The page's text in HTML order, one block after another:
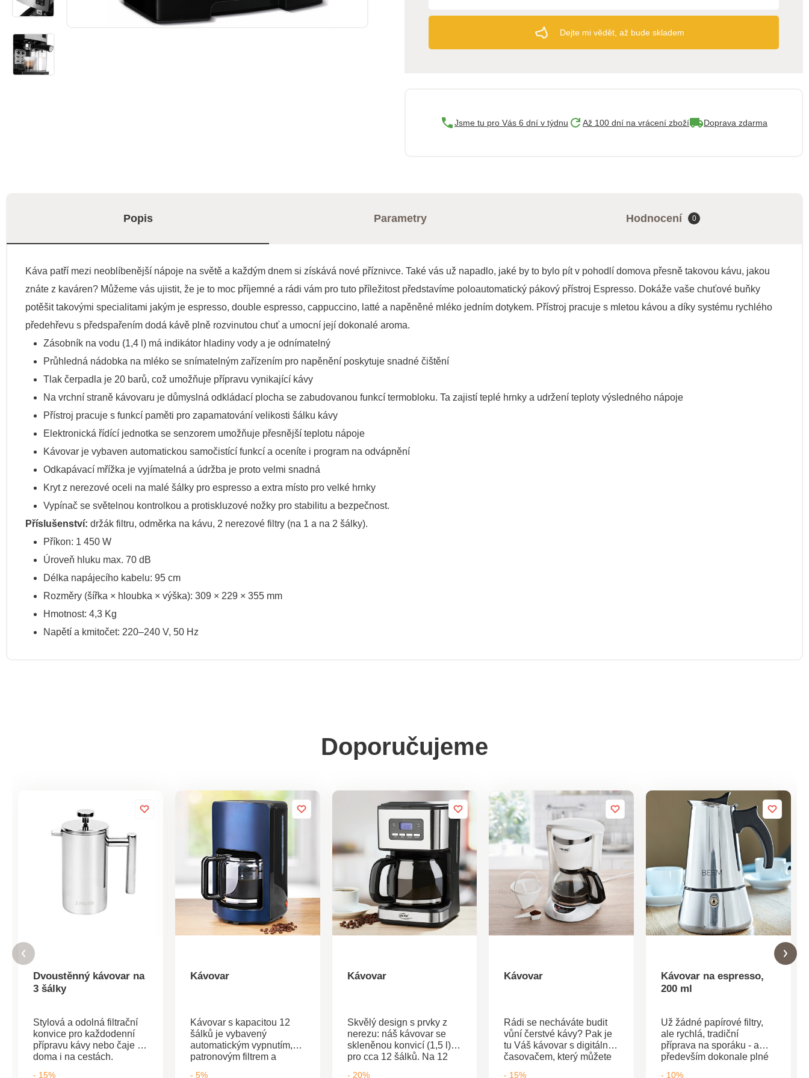
Dejte mi vědět, až bude skladem
Jsme tu pro Vás 6 dní v týdnu Až 100 dní na vrácení zboží Doprava zdarma
Popis Parametry Hodnocení 0
Káva patří mezi neoblíbenější nápoje na světě a každým dnem si získává nové příznivce. Také vás už napadlo, jaké by to bylo pít v pohodlí domova přesně takovou kávu, jakou
znáte z kaváren? Můžeme vás ujistit, že je to moc příjemné a rádi vám pro tuto příležitost představíme poloautomatický pákový přístroj Espresso. Dokáže vaše chuťové buňky
potěšit takovými specialitami jakým je espresso, double espresso, cappuccino, latté a napěněné mléko jedním dotykem. Přístroj pracuje s mletou kávou a díky systému rychlého
předehřevu s předspařením dodá kávě plně rozvinutou chuť a umocní její dokonalé aroma.
Zásobník na vodu (1,4 l) má indikátor hladiny vody a je odnímatelný
Průhledná nádobka na mléko se snímatelným zařízením pro napěnění poskytuje snadné čištění
Tlak čerpadla je 20 barů, což umožňuje přípravu vynikající kávy
Na vrchní straně kávovaru je důmyslná odkládací plocha se zabudovanou funkcí termobloku. Ta zajistí teplé hrnky a udržení teploty výsledného nápoje
Přístroj pracuje s funkcí paměti pro zapamatování velikosti šálku kávy
Elektronická řídící jednotka se senzorem umožňuje přesnější teplotu nápoje
Kávovar je vybaven automatickou samočistící funkcí a oceníte i program na odvápnění
Odkapávací mřížka je vyjímatelná a údržba je proto velmi snadná
Kryt z nerezové oceli na malé šálky pro espresso a extra místo pro velké hrnky
Vypínač se světelnou kontrolkou a protiskluzové nožky pro stabilitu a bezpečnost.
Příslušenství: držák filtru, odměrka na kávu, 2 nerezové filtry (na 1 a na 2 šálky).
Příkon: 1 450 W
Úroveň hluku max. 70 dB
Délka napájecího kabelu: 95 cm
Rozměry (šířka × hloubka × výška): 309 × 229 × 355 mm
Hmotnost: 4,3 Kg
Napětí a kmitočet: 220–240 V, 50 Hz
Doporučujeme
Dvoustěnný kávovar na
3 šálky
Stylová a odolná filtrační
konvice pro každodenní
přípravu kávy nebo čaje -
doma i na cestách.
- 15%
Kávovar
Kávovar s kapacitou 12
šálků je vybavený
automatickým vypnutím,
patronovým filtrem a
- 5%
Kávovar
Skvělý design s prvky z
nerezu: náš kávovar se
skleněnou konvicí (1,5 l)
pro cca 12 šálků. Na 12
- 20%
Kávovar
Rádi se necháváte budit
vůní čerstvé kávy? Pak je
tu Váš kávovar s digitálním
časovačem, který můžete
- 15%
Kávovar na espresso,
200 ml
Už žádné papírové filtry,
ale rychlá, tradiční
příprava na sporáku - a
především dokonale plné
- 10%